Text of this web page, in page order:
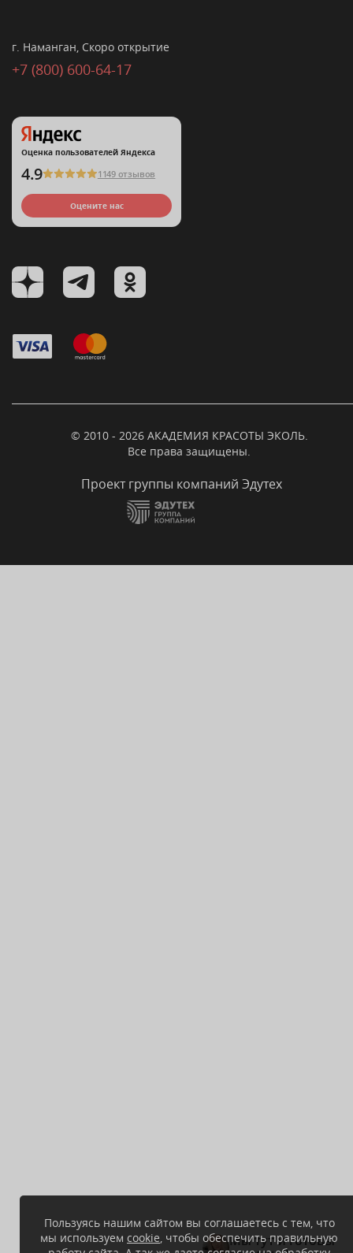
г. Наманган, Скоро открытие
+7 (800) 600-64-17
Оценка пользователей Яндекса
4.9 1149 отзывов
Оцените нас
© 2010 - 2026 АКАДЕМИЯ КРАСОТЫ ЭКОЛЬ.
Все права защищены.
Проект группы компаний Эдутех
Пользуясь нашим сайтом вы соглашаетесь с тем, что
мы используем cookie, чтобы обеспечить правильную
Мы тут и готовы